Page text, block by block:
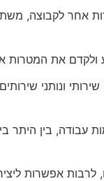
אחר לקבוצה,
ולקדם את המטרות
שירותי ונותני
עבודה, בין
אפשרות